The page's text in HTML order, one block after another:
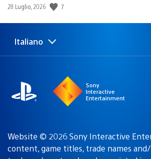
Data
pubblicazione:
28 Luglio, 2026 7
Seleziona
una
Regione
attuale:
Italiano
Sony
Interactive
Entertainment
Website © 2026 Sony Interactive
content, game titles, trade names